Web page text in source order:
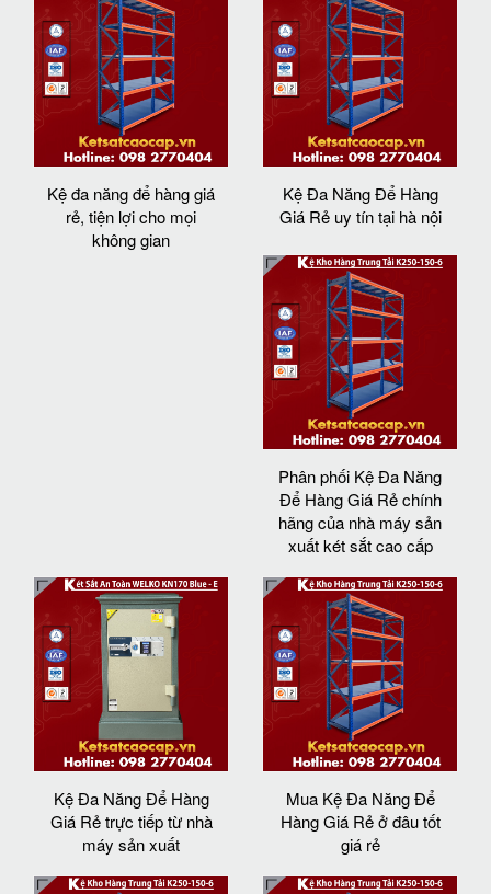
Kệ đa năng để hàng giá
rẻ, tiện lợi cho mọi
không gian
Kệ Đa Năng Để Hàng
Giá Rẻ uy tín tại hà nội
Phân phối Kệ Đa Năng
Để Hàng Giá Rẻ chính
hãng của nhà máy sản
xuất két sắt cao cấp
Kệ Đa Năng Để Hàng
Giá Rẻ trực tiếp từ nhà
máy sản xuất
Mua Kệ Đa Năng Để
Hàng Giá Rẻ ở đâu tốt
giá rẻ